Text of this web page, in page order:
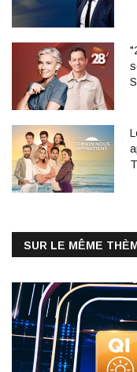
SUR LE MÊME